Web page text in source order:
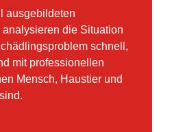
ausgebildeten
analysieren die Situation
schnell,
mit professionellen
Mensch, Haustier und